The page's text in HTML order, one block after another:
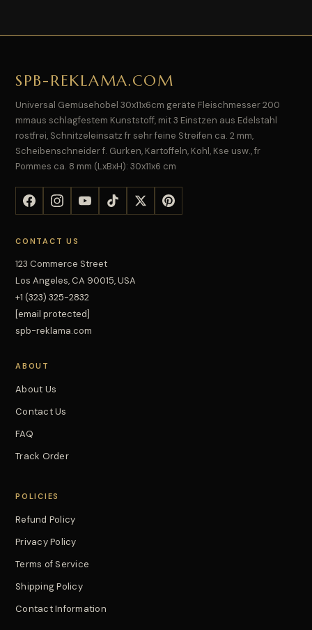
SPB-REKLAMA.COM
Universal Gemüsehobel 30x11x6cm geräte Fleischmesser 200
mmaus schlagfestem Kunststoff, mit 3 Einstzen aus Edelstahl
rostfrei, Schnitzeleinsatz fr sehr feine Streifen ca. 2 mm,
Scheibenschneider f. Gurken, Kartoffeln, Kohl, Kse usw., fr
Pommes ca. 8 mm (LxBxH): 30x11x6 cm
CONTACT US
123 Commerce Street
Los Angeles, CA 90015, USA
+1 (323) 325-2832
[email protected]
spb-reklama.com
ABOUT
About Us
Contact Us
FAQ
Track Order
POLICIES
Refund Policy
Privacy Policy
Terms of Service
Shipping Policy
Contact Information